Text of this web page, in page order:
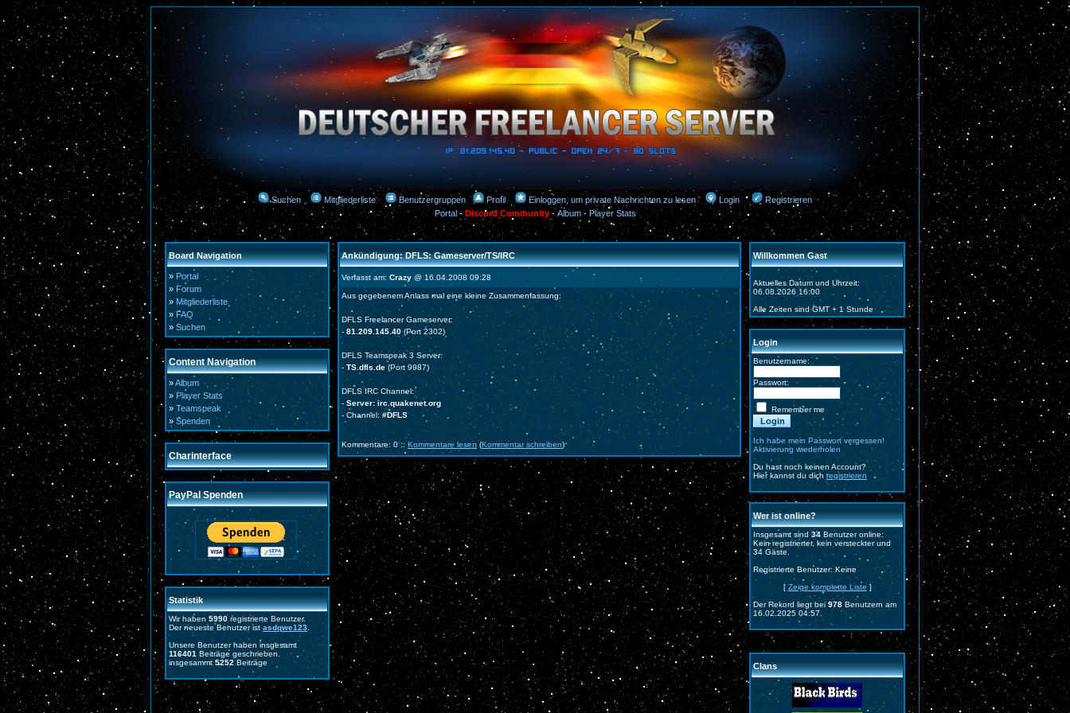
Suchen Mitgliederliste Benutzergruppen Profil Einloggen, um private Nachrichten zu lesen Login
Registrieren
Portal-Discord Community- Album- Player Stats
Board Navigation
» Portal
» Forum
» Mitgliederliste
» FAQ
» Suchen
Content Navigation
»Album
» Player Stats
» Teamspeak
» Spenden
Charinterface
PayPal Spenden
Statistik
Wir haben 5990 registrierte Benutzer.
Der neueste Benutzer istasdqwe123
Unsere Benutzer haben insgesamt
116401 Beiträge geschrieben.
insgesammt 5252 Beiträge
Ankündigung: DFLS: Gameserver/TS/IRC
Verfasst am: Crazy @ 16.04.2008 09:28
Aus gegebenem Anlass mal eine kleine Zusammenfassung:
DFLS Freelancer Gameserver:
- 81.209.145.40(Port 2302)
DFLS Teamspeak 3 Server:
- TS.dfls.de (Port 9987)
DFLS IRC Channel:
- Server: irc.quakenet.org
- Channel:#DFLS
Kommentare: 0 :: Kommentare lesen (Kommentar schreiben)
Willkommen Gast
Aktuelles Datum und Uhrzeit:
06.08.2026 16:00
Alle Zeiten sind GMT + 1 Stunde
Login
Benutzername:
Passwort:
Remember me
Ich habe mein Passwort vergessen!
Aktivierung wiederholen
Du hast noch keinen Account?
Hier kannst du dich registrieren
Wer ist online?
Insgesamt sind 34 Benutzer online:
Kein registrierter, kein versteckter und
34 Gäste.
Registrierte Benutzer: Keine
[ Zeige komplette Liste ]
Der Rekord liegt bei 978 Benutzern am
16.02.2025 04:57.
Clans